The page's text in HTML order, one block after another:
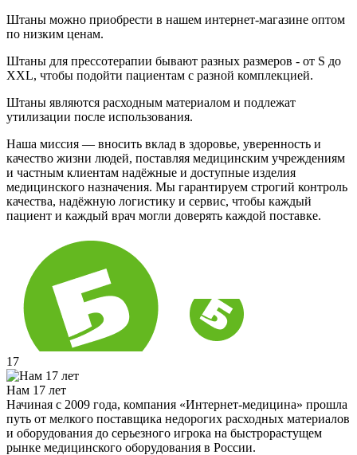
Штаны можно приобрести в нашем интернет-магазине оптом
по низким ценам.
Штаны для прессотерапии бывают разных размеров - от S до
XXL, чтобы подойти пациентам с разной комплекцией.
Штаны являются расходным материалом и подлежат
утилизации после использования.
Наша миссия — вносить вклад в здоровье, уверенность и
качество жизни людей, поставляя медицинским учреждениям
и частным клиентам надёжные и доступные изделия
медицинского назначения. Мы гарантируем строгий контроль
качества, надёжную логистику и сервис, чтобы каждый
пациент и каждый врач могли доверять каждой поставке.
17
Нам 17 лет
Начиная с 2009 года, компания «Интернет-медицина» прошла
путь от мелкого поставщика недорогих расходных материалов
и оборудования до серьезного игрока на быстрорастущем
рынке медицинского оборудования в России.